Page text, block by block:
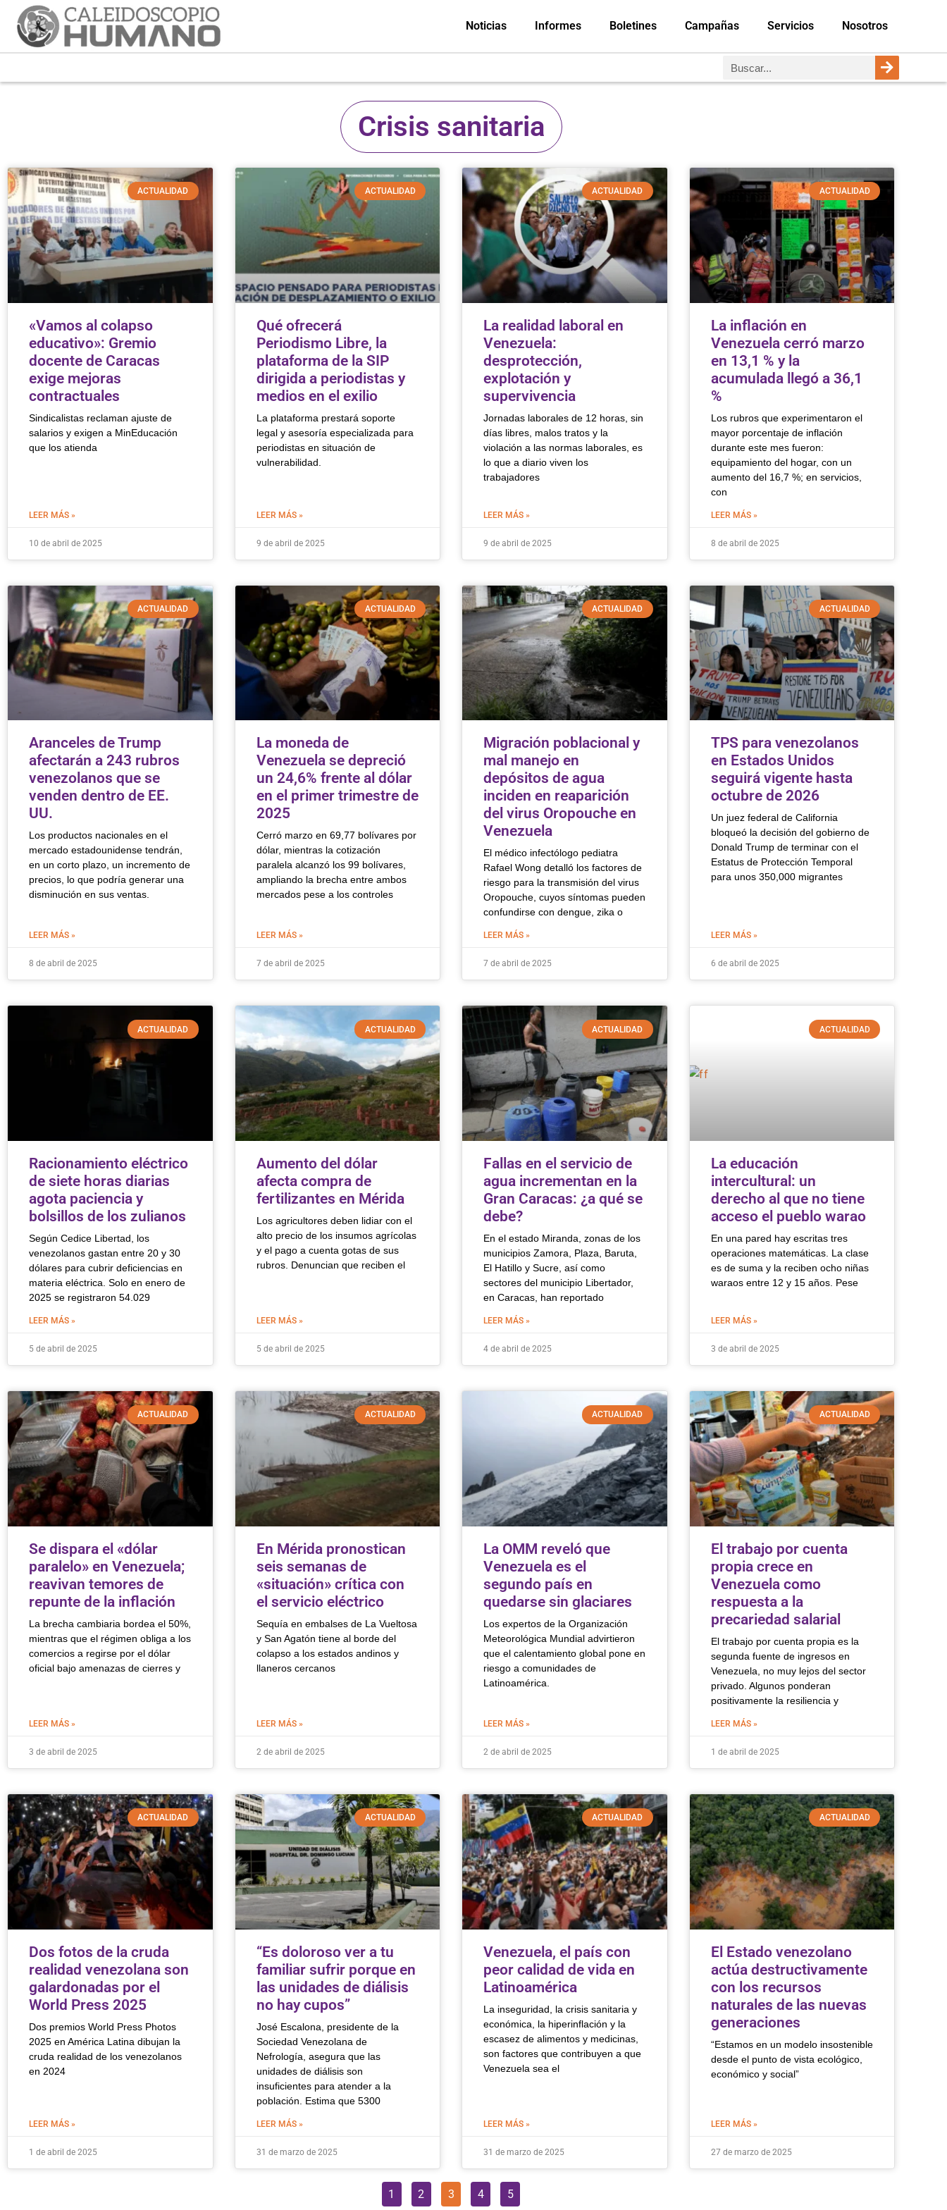
Noticias Informes Boletines Campañas Servicios Nosotros
Crisis sanitaria
ACTUALIDAD
«Vamos al colapso
educativo»: Gremio
docente de Caracas
exige mejoras
contractuales
Sindicalistas reclaman ajuste de
salarios y exigen a MinEducación
que los atienda
LEER MÁS »
10 de abril de 2025
ACTUALIDAD
Qué ofrecerá
Periodismo Libre, la
plataforma de la SIP
dirigida a periodistas y
medios en el exilio
La plataforma prestará soporte
legal y asesoría especializada para
periodistas en situación de
vulnerabilidad.
LEER MÁS »
9 de abril de 2025
ACTUALIDAD
La realidad laboral en
Venezuela:
desprotección,
explotación y
supervivencia
Jornadas laborales de 12 horas, sin
días libres, malos tratos y la
violación a las normas laborales, es
lo que a diario viven los
trabajadores
LEER MÁS »
9 de abril de 2025
ACTUALIDAD
La inflación en
Venezuela cerró marzo
en 13,1 % y la
acumulada llegó a 36,1
%
Los rubros que experimentaron el
mayor porcentaje de inflación
durante este mes fueron:
equipamiento del hogar, con un
aumento del 16,7 %; en servicios,
con
LEER MÁS »
8 de abril de 2025
ACTUALIDAD
Aranceles de Trump
afectarán a 243 rubros
venezolanos que se
venden dentro de EE.
UU.
Los productos nacionales en el
mercado estadounidense tendrán,
en un corto plazo, un incremento de
precios, lo que podría generar una
disminución en sus ventas.
LEER MÁS »
8 de abril de 2025
ACTUALIDAD
La moneda de
Venezuela se depreció
un 24,6% frente al dólar
en el primer trimestre de
2025
Cerró marzo en 69,77 bolívares por
dólar, mientras la cotización
paralela alcanzó los 99 bolívares,
ampliando la brecha entre ambos
mercados pese a los controles
LEER MÁS »
7 de abril de 2025
ACTUALIDAD
Migración poblacional y
mal manejo en
depósitos de agua
inciden en reaparición
del virus Oropouche en
Venezuela
El médico infectólogo pediatra
Rafael Wong detalló los factores de
riesgo para la transmisión del virus
Oropouche, cuyos síntomas pueden
confundirse con dengue, zika o
LEER MÁS »
7 de abril de 2025
ACTUALIDAD
TPS para venezolanos
en Estados Unidos
seguirá vigente hasta
octubre de 2026
Un juez federal de California
bloqueó la decisión del gobierno de
Donald Trump de terminar con el
Estatus de Protección Temporal
para unos 350,000 migrantes
LEER MÁS »
6 de abril de 2025
ACTUALIDAD
Racionamiento eléctrico
de siete horas diarias
agota paciencia y
bolsillos de los zulianos
Según Cedice Libertad, los
venezolanos gastan entre 20 y 30
dólares para cubrir deficiencias en
materia eléctrica. Solo en enero de
2025 se registraron 54.029
LEER MÁS »
5 de abril de 2025
ACTUALIDAD
Aumento del dólar
afecta compra de
fertilizantes en Mérida
Los agricultores deben lidiar con el
alto precio de los insumos agrícolas
y el pago a cuenta gotas de sus
rubros. Denuncian que reciben el
LEER MÁS »
5 de abril de 2025
ACTUALIDAD
Fallas en el servicio de
agua incrementan en la
Gran Caracas: ¿a qué se
debe?
En el estado Miranda, zonas de los
municipios Zamora, Plaza, Baruta,
El Hatillo y Sucre, así como
sectores del municipio Libertador,
en Caracas, han reportado
LEER MÁS »
4 de abril de 2025
ACTUALIDAD
La educación
intercultural: un
derecho al que no tiene
acceso el pueblo warao
En una pared hay escritas tres
operaciones matemáticas. La clase
es de suma y la reciben ocho niñas
waraos entre 12 y 15 años. Pese
LEER MÁS »
3 de abril de 2025
ACTUALIDAD
Se dispara el «dólar
paralelo» en Venezuela;
reavivan temores de
repunte de la inflación
La brecha cambiaria bordea el 50%,
mientras que el régimen obliga a los
comercios a regirse por el dólar
oficial bajo amenazas de cierres y
LEER MÁS »
3 de abril de 2025
ACTUALIDAD
En Mérida pronostican
seis semanas de
«situación» crítica con
el servicio eléctrico
Sequía en embalses de La Vueltosa
y San Agatón tiene al borde del
colapso a los estados andinos y
llaneros cercanos
LEER MÁS »
2 de abril de 2025
ACTUALIDAD
La OMM reveló que
Venezuela es el
segundo país en
quedarse sin glaciares
Los expertos de la Organización
Meteorológica Mundial advirtieron
que el calentamiento global pone en
riesgo a comunidades de
Latinoamérica.
LEER MÁS »
2 de abril de 2025
ACTUALIDAD
El trabajo por cuenta
propia crece en
Venezuela como
respuesta a la
precariedad salarial
El trabajo por cuenta propia es la
segunda fuente de ingresos en
Venezuela, no muy lejos del sector
privado. Algunos ponderan
positivamente la resiliencia y
LEER MÁS »
1 de abril de 2025
ACTUALIDAD
Dos fotos de la cruda
realidad venezolana son
galardonadas por el
World Press 2025
Dos premios World Press Photos
2025 en América Latina dibujan la
cruda realidad de los venezolanos
en 2024
LEER MÁS »
1 de abril de 2025
ACTUALIDAD
“Es doloroso ver a tu
familiar sufrir porque en
las unidades de diálisis
no hay cupos”
José Escalona, presidente de la
Sociedad Venezolana de
Nefrología, asegura que las
unidades de diálisis son
insuficientes para atender a la
población. Estima que 5300
LEER MÁS »
31 de marzo de 2025
ACTUALIDAD
Venezuela, el país con
peor calidad de vida en
Latinoamérica
La inseguridad, la crisis sanitaria y
económica, la hiperinflación y la
escasez de alimentos y medicinas,
son factores que contribuyen a que
Venezuela sea el
LEER MÁS »
31 de marzo de 2025
ACTUALIDAD
El Estado venezolano
actúa destructivamente
con los recursos
naturales de las nuevas
generaciones
“Estamos en un modelo insostenible
desde el punto de vista ecológico,
económico y social”
LEER MÁS »
27 de marzo de 2025
1 2 3 4 5